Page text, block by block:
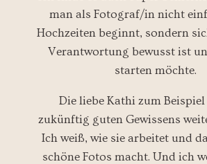
man als Fotograf/in nicht
Hochzeiten beginnt, sondern
Verantwortung bewusst ist
starten möchte.
Die liebe Kathi zum
zukünftig guten Gewissens
Ich weiß, wie sie arbeitet und
schöne Fotos macht. Und ich